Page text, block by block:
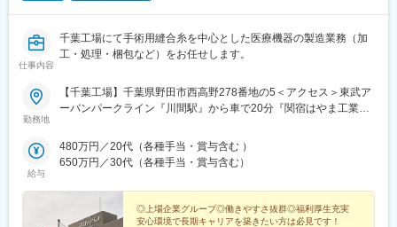
仕事内容
千葉工場にて手術用縫合糸を中心とした医療機器の製造業務（加
工・処理・梱包など）をお任せします。
勤務地
【千葉工場】千葉県野田市西高野278番地の5＜アクセス＞東武ア
ーバンパークライン『川間駅』から車で20分『関宿はやま工業団
給与
480万円／20代（各種手当・賞与含む ）
650万円／30代（各種手当・賞与含む）
◎上場企業グループ◎働きやすさ抜群◎福利厚生充実
安心環境で長期キャリアを築きたい方は必見です！